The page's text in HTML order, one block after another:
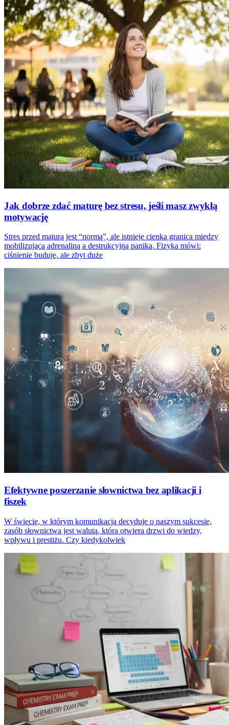
Jak dobrze zdać maturę bez stresu, jeśli masz zwykłą
motywację
Stres przed maturą jest “normą”, ale istnieje cienka granica między
mobilizującą adrenaliną a destrukcyjną paniką. Fizyka mówi:
ciśnienie buduje, ale zbyt duże
Efektywne poszerzanie słownictwa bez aplikacji i
fiszek
W świecie, w którym komunikacja decyduje o naszym sukcesie,
zasób słownictwa jest walutą, która otwiera drzwi do wiedzy,
wpływu i prestiżu. Czy kiedykolwiek